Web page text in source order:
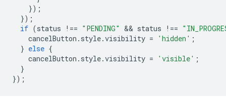
});
});
if (status !== "PENDING" && status !==
cancelButton . style.visibility = 'hidden' ;
} else {
cancelButton . style.visibility = 'visible' ;
}
});